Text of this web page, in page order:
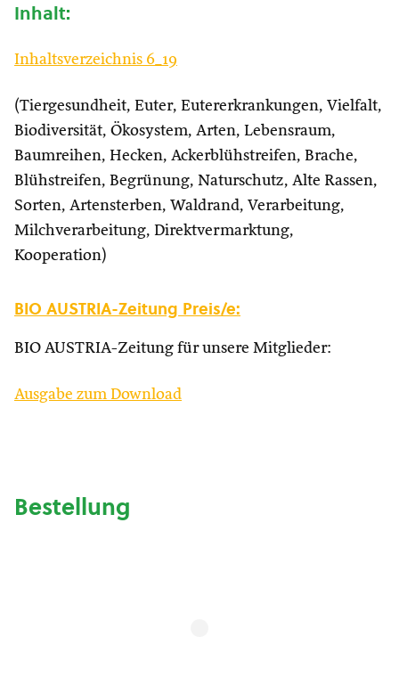
Inhalt:
Inhaltsverzeichnis 6_19
(Tiergesundheit, Euter, Eutererkrankungen, Vielfalt,
Biodiversität, Ökosystem, Arten, Lebensraum,
Baumreihen, Hecken, Ackerblühstreifen, Brache,
Blühstreifen, Begrünung, Naturschutz, Alte Rassen,
Sorten, Artensterben, Waldrand, Verarbeitung,
Milchverarbeitung, Direktvermarktung,
Kooperation)
BIO AUSTRIA-Zeitung Preis/e:
BIO AUSTRIA-Zeitung für unsere Mitglieder:
Ausgabe zum Download
Bestellung